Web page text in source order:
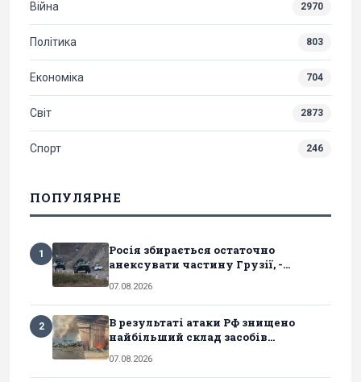
Війна 2970
Політика 803
Економіка 704
Світ 2873
Спорт 246
ПОПУЛЯРНЕ
1
Росія збирається остаточно
анексувати частину Грузії, -...
07.08.2026
2
В результаті атаки РФ знищено
найбільший склад засобів...
07.08.2026